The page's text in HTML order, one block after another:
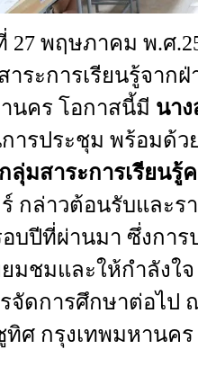
27 พฤษภาคม พ.ศ
ระการเรียนรู้จากฝ่
นคร โอกาสนี้มี นา
ารประชุม พร้อมด้ว
ลุ่มสาระการเรียน
กล่าวต้อนรับและร
บปีที่ผ่านมา ซึ่งการ
ยมชมและให้กำลังใจ
จัดการศึกษาต่อไป
ทิศ กรุงเทพมหานคร